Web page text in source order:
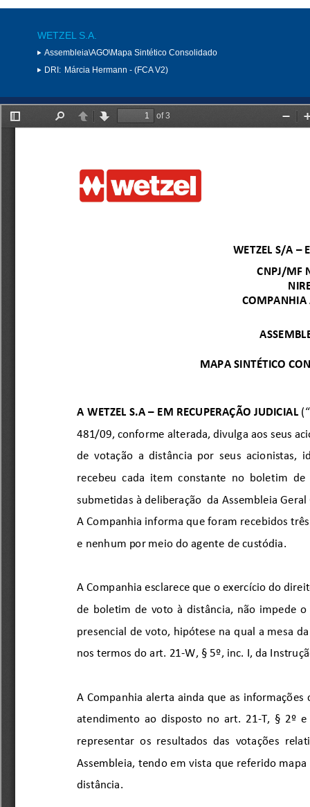
WETZEL S.A.
Assembleia\AGO\Mapa Sintético Consolidado
DRI: Márcia Hermann - (FCA V2)